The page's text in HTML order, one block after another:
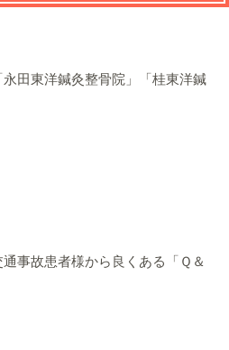
田東洋鍼灸整骨院」「桂東洋鍼
事故患者様から良くある「Ｑ＆